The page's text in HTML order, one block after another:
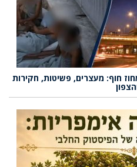
חוף: מעצרים, פשיטות, חקירות